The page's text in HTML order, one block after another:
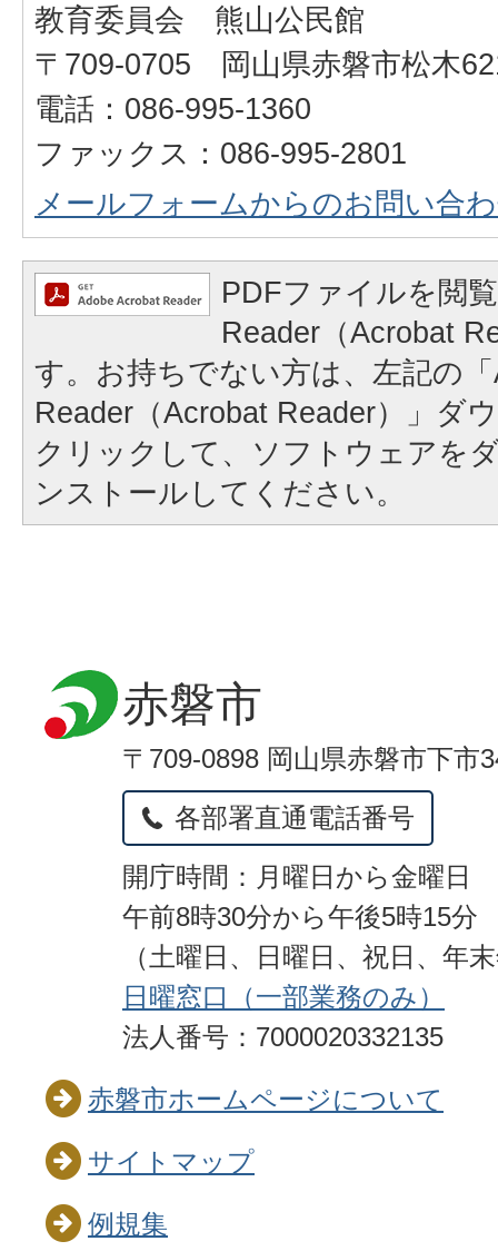
教育委員会 熊山公民館
〒709-0705 岡山県赤磐市松木
電話：086-995-1360
ファックス：086-995-2801
メールフォームからのお問い合
PDFファイルを閲
Reader（Acrobat
す。お持ちでない方は、左記の
Reader（Acrobat Reader）」ダ
クリックして、ソフトウェアを
ンストールしてください。
赤磐市
〒709-0898 岡山県赤磐市下市
各部署直通電話番号
開庁時間：月曜日から金曜日
午前8時30分から午後5時15分
（土曜日、日曜日、祝日、年
日曜窓口（一部業務のみ）
法人番号：7000020332135
赤磐市ホームページについて
サイトマップ
例規集